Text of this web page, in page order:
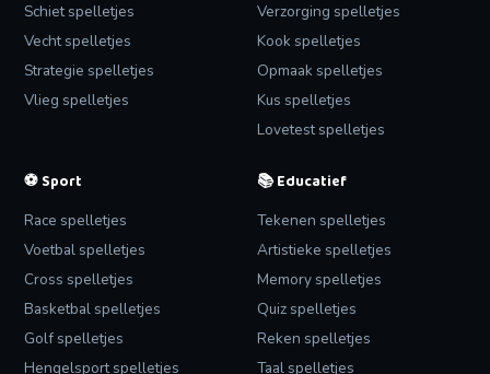
Schiet spelletjes
Vecht spelletjes
Strategie spelletjes
Vlieg spelletjes
Verzorging spelletjes
Kook spelletjes
Opmaak spelletjes
Kus spelletjes
Lovetest spelletjes
⚽Sport
Race spelletjes
Voetbal spelletjes
Cross spelletjes
Basketbal spelletjes
Golf spelletjes
Hengelsport spelletjes
📚Educatief
Tekenen spelletjes
Artistieke spelletjes
Memory spelletjes
Quiz spelletjes
Reken spelletjes
Taal spelletjes